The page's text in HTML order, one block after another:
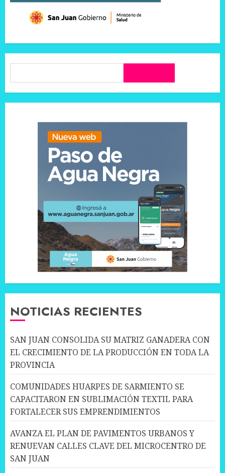
NOTICIAS RECIENTES
SAN JUAN CONSOLIDA SU MATRIZ GANADERA CON
EL CRECIMIENTO DE LA PRODUCCIÓN EN TODA LA
PROVINCIA
COMUNIDADES HUARPES DE SARMIENTO SE
CAPACITARON EN SUBLIMACIÓN TEXTIL PARA
FORTALECER SUS EMPRENDIMIENTOS
AVANZA EL PLAN DE PAVIMENTOS URBANOS Y
RENUEVAN CALLES CLAVE DEL MICROCENTRO DE
SAN JUAN